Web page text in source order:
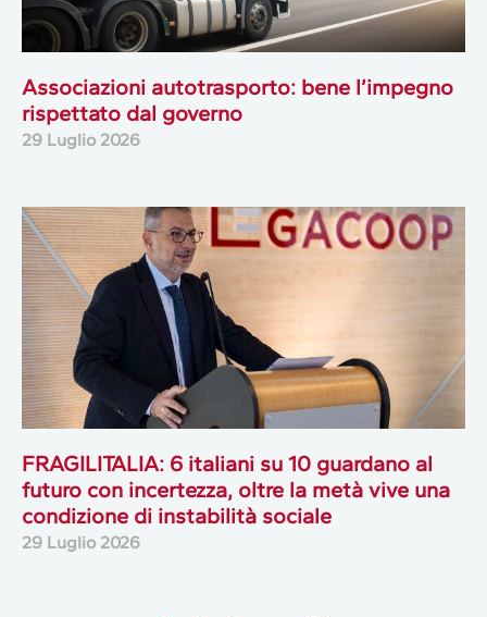
Associazioni autotrasporto: bene l’impegno
rispettato dal governo
29 Luglio 2026
FRAGILITALIA: 6 italiani su 10 guardano al
futuro con incertezza, oltre la metà vive una
condizione di instabilità sociale
29 Luglio 2026